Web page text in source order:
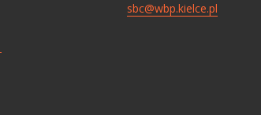
sbc@wbp.kielce.pl